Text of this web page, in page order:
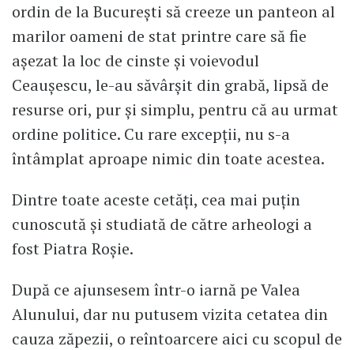
ordin de la Bucureşti să creeze un panteon al
marilor oameni de stat printre care să fie
aşezat la loc de cinste şi voievodul
Ceauşescu, le-au săvârşit din grabă, lipsă de
resurse ori, pur şi simplu, pentru că au urmat
ordine politice. Cu rare excepţii, nu s-a
întâmplat aproape nimic din toate acestea.
Dintre toate aceste cetăţi, cea mai puţin
cunoscută şi studiată de către arheologi a
fost Piatra Roşie.
După ce ajunsesem într-o iarnă pe Valea
Alunului, dar nu putusem vizita cetatea din
cauza zăpezii, o reîntoarcere aici cu scopul de